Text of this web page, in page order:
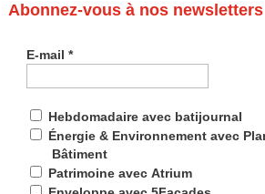
Abonnez-vous à nos newsletters
E-mail*
Hebdomadaire avec batijournal
Énergie & Environnement avec
Bâtiment
Patrimoine avec Atrium